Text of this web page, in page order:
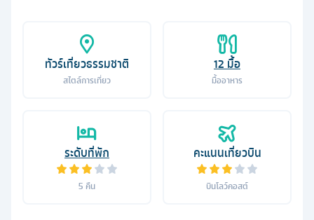
ทัวร์เที่ยวธรรมชาติ
สไตล์การเที่ยว
12 มื้อ
มื้ออาหาร
ระดับที่พัก
5 คืน
คะแนนเที่ยวบิน
บินโลว์คอสต์